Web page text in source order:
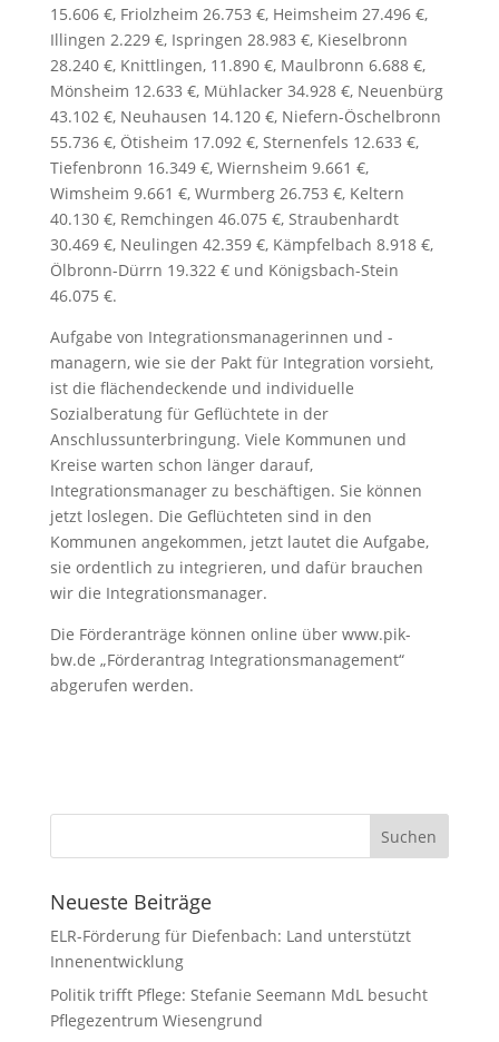
15.606 €, Friolzheim 26.753 €, Heimsheim 27.496 €,
Illingen 2.229 €, Ispringen 28.983 €, Kieselbronn
28.240 €, Knittlingen, 11.890 €, Maulbronn 6.688 €,
Mönsheim 12.633 €, Mühlacker 34.928 €, Neuenbürg
43.102 €, Neuhausen 14.120 €, Niefern-Öschelbronn
55.736 €, Ötisheim 17.092 €, Sternenfels 12.633 €,
Tiefenbronn 16.349 €, Wiernsheim 9.661 €,
Wimsheim 9.661 €, Wurmberg 26.753 €, Keltern
40.130 €, Remchingen 46.075 €, Straubenhardt
30.469 €, Neulingen 42.359 €, Kämpfelbach 8.918 €,
Ölbronn-Dürrn 19.322 € und Königsbach-Stein
46.075 €.
Aufgabe von Integrationsmanagerinnen und -
managern, wie sie der Pakt für Integration vorsieht,
ist die flächendeckende und individuelle
Sozialberatung für Geflüchtete in der
Anschlussunterbringung. Viele Kommunen und
Kreise warten schon länger darauf,
Integrationsmanager zu beschäftigen. Sie können
jetzt loslegen. Die Geflüchteten sind in den
Kommunen angekommen, jetzt lautet die Aufgabe,
sie ordentlich zu integrieren, und dafür brauchen
wir die Integrationsmanager.
Die Förderanträge können online über www.pik-
bw.de „Förderantrag Integrationsmanagement“
abgerufen werden.
Neueste Beiträge
ELR-Förderung für Diefenbach: Land unterstützt
Innenentwicklung
Politik trifft Pflege: Stefanie Seemann MdL besucht
Pflegezentrum Wiesengrund